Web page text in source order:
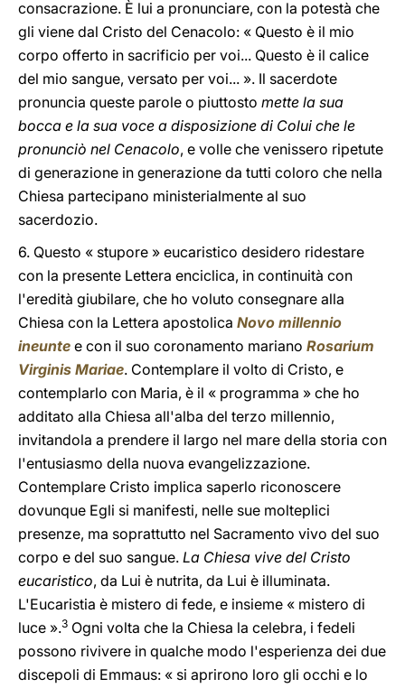
consacrazione. È lui a pronunciare, con la potestà che
gli viene dal Cristo del Cenacolo: « Questo è il mio
corpo offerto in sacrificio per voi... Questo è il calice
del mio sangue, versato per voi... ». Il sacerdote
pronuncia queste parole o piuttosto mette la sua
bocca e la sua voce a disposizione di Colui che le
pronunciò nel Cenacolo, e volle che venissero ripetute
di generazione in generazione da tutti coloro che nella
Chiesa partecipano ministerialmente al suo
sacerdozio.
6. Questo « stupore » eucaristico desidero ridestare
con la presente Lettera enciclica, in continuità con
l'eredità giubilare, che ho voluto consegnare alla
Chiesa con la Lettera apostolica Novo millennio
ineunte e con il suo coronamento mariano Rosarium
Virginis Mariae. Contemplare il volto di Cristo, e
contemplarlo con Maria, è il « programma » che ho
additato alla Chiesa all'alba del terzo millennio,
invitandola a prendere il largo nel mare della storia con
l'entusiasmo della nuova evangelizzazione.
Contemplare Cristo implica saperlo riconoscere
dovunque Egli si manifesti, nelle sue molteplici
presenze, ma soprattutto nel Sacramento vivo del suo
corpo e del suo sangue. La Chiesa vive del Cristo
eucaristico, da Lui è nutrita, da Lui è illuminata.
L'Eucaristia è mistero di fede, e insieme « mistero di
luce ».3 Ogni volta che la Chiesa la celebra, i fedeli
possono rivivere in qualche modo l'esperienza dei due
discepoli di Emmaus: « si aprirono loro gli occhi e lo